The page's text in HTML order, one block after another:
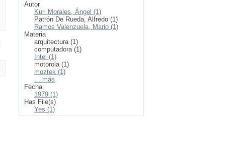
Autor
Kuri Morales, Ángel (1)
Patrón De Rueda, Alfredo (1)
Ramos Valenzuela, Mario (1)
Materia
arquitectura (1)
computadora (1)
Intel (1)
motorola (1)
moztek (1)
... más
Fecha
1979 (1)
Has File(s)
Yes (1)